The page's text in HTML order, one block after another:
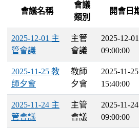
會議名稱
會議
類別
開會日
2025-12-01 主
管會議
主管
會議
2025-12-01
09:00:00
2025-11-25 教
師夕會
教師
夕會
2025-11-25
15:40:00
2025-11-24 主
管會議
主管
會議
2025-11-24
09:00:00